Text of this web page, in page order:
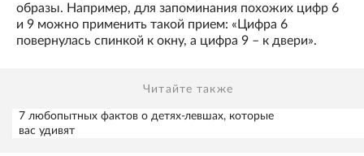
образы. Например, для запоминания похожих цифр 6
и 9 можно применить такой прием: «Цифра 6
повернулась спинкой к окну, а цифра 9 – к двери».
Читайте также
7 любопытных фактов о детях-левшах, которые
вас удивят